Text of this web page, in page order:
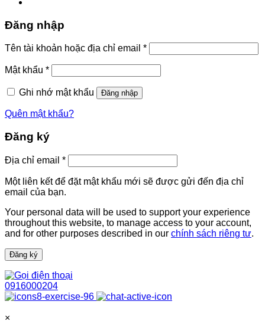
Đăng nhập
Tên tài khoản hoặc địa chỉ email *Bắt
buộc
Mật khẩu *Bắt
buộc
Ghi nhớ mật khẩu
Đăng nhập
Quên mật khẩu?
Đăng ký
Địa chỉ email *Bắt
buộc
Một liên kết để đặt mật khẩu mới sẽ được gửi đến địa chỉ
email của bạn.
Your personal data will be used to support your experience
throughout this website, to manage access to your account,
and for other purposes described in our chính sách riêng tư.
Đăng ký
0916000204
×